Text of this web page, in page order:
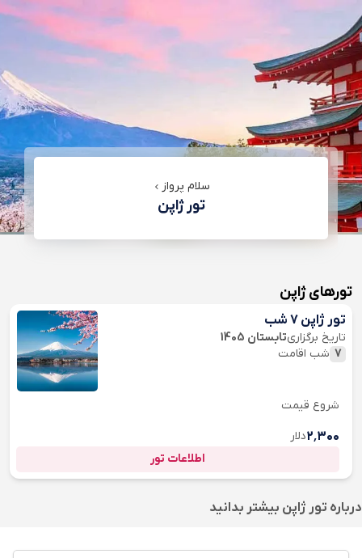
سلام پرواز
تور ژاپن
تورهای ژاپن
تور ژاپن 7 شب
تاریخ برگزاریتابستان 1405
7 شب اقامت
شروع قیمت
۲٬۳۰۰دلار
اطلاعات تور
درباره تور ژاپن بیشتر بدانید